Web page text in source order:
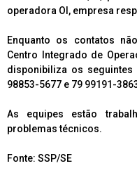
operadora OI, empresa
Enquanto os contatos
Centro Integrado de
disponibiliza os
98853-5677 e 79 99191-
As equipes estão
problemas técnicos.
Fonte: SSP/SE